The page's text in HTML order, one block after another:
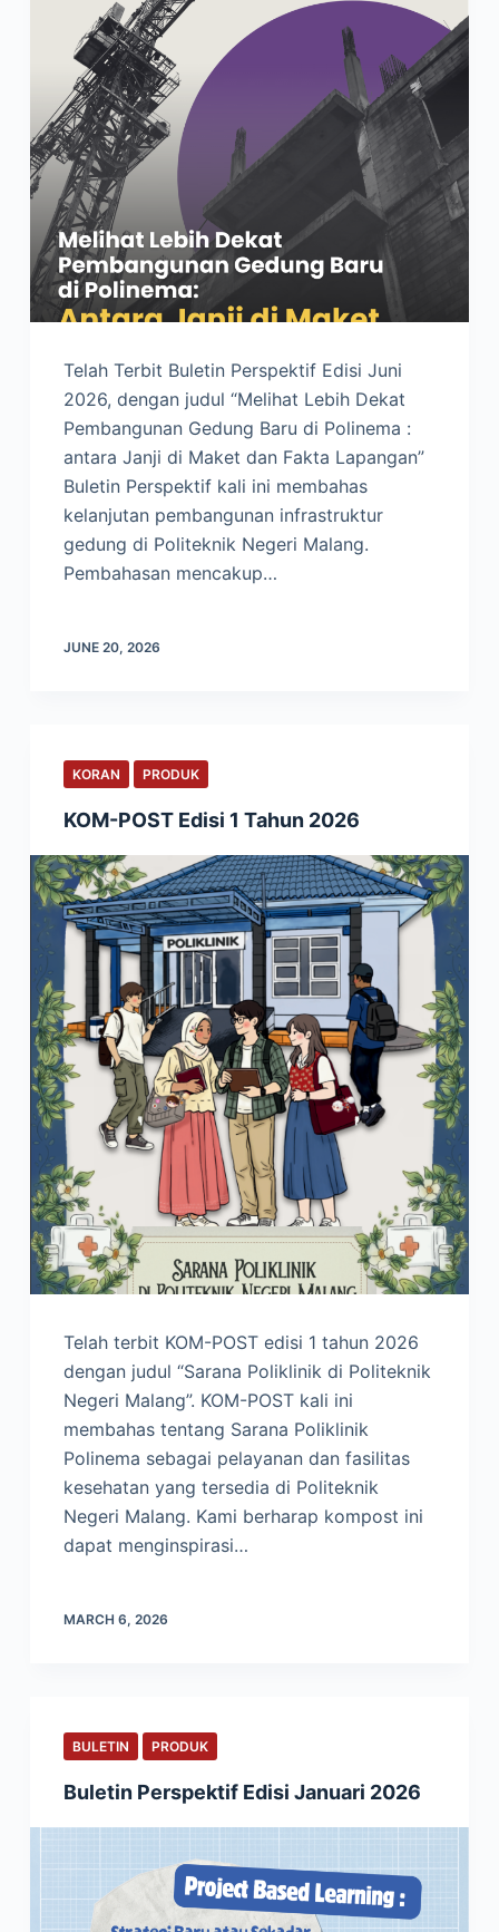
Telah Terbit Buletin Perspektif Edisi Juni
2026, dengan judul “Melihat Lebih Dekat
Pembangunan Gedung Baru di Polinema :
antara Janji di Maket dan Fakta Lapangan”
Buletin Perspektif kali ini membahas
kelanjutan pembangunan infrastruktur
gedung di Politeknik Negeri Malang.
Pembahasan mencakup…
JUNE 20, 2026
KORAN PRODUK
KOM-POST Edisi 1 Tahun 2026
Telah terbit KOM-POST edisi 1 tahun 2026
dengan judul “Sarana Poliklinik di Politeknik
Negeri Malang”. KOM-POST kali ini
membahas tentang Sarana Poliklinik
Polinema sebagai pelayanan dan fasilitas
kesehatan yang tersedia di Politeknik
Negeri Malang. Kami berharap kompost ini
dapat menginspirasi…
MARCH 6, 2026
BULETIN PRODUK
Buletin Perspektif Edisi Januari 2026